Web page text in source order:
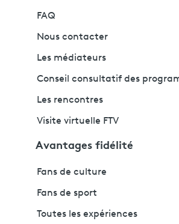
FAQ
Nous contacter
Les médiateurs
Conseil consultatif des
Les rencontres
Visite virtuelle FTV
Avantages fidélité
Fans de culture
Fans de sport
Toutes les expériences